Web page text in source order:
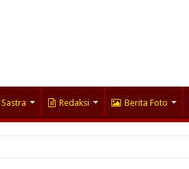
Sastra Redaksi Berita Foto